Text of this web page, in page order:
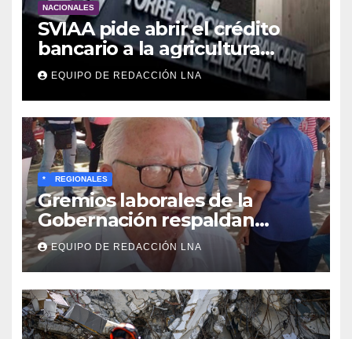
NACIONALES
SVIAA pide abrir el crédito
bancario a la agricultura
familiar en Venezuela
EQUIPO DE REDACCIÓN LNA
* REGIONALES
Gremios laborales de la
Gobernación respaldan
propuesta de Bono
Recreativo de 100 dólares
para jubilados, pensionados y
activos
EQUIPO DE REDACCIÓN LNA